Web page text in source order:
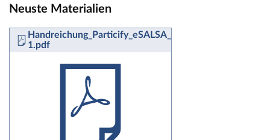
Neuste Materialien
Handreichung_Particify_eSALSA_fuerweb-
1.pdf